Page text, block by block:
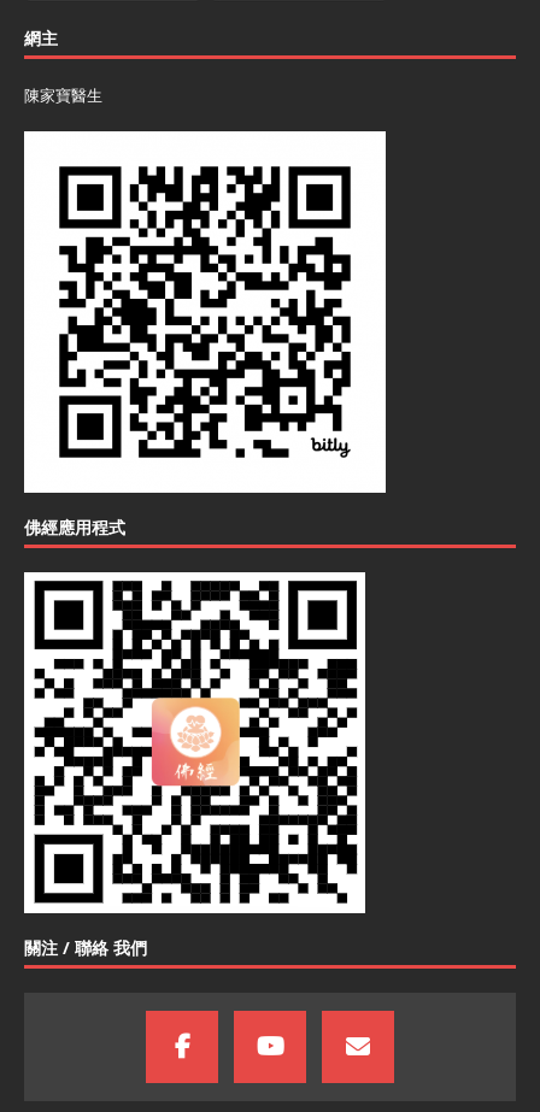
網主
陳家寶醫生
佛經應用程式
關注 / 聯絡 我們